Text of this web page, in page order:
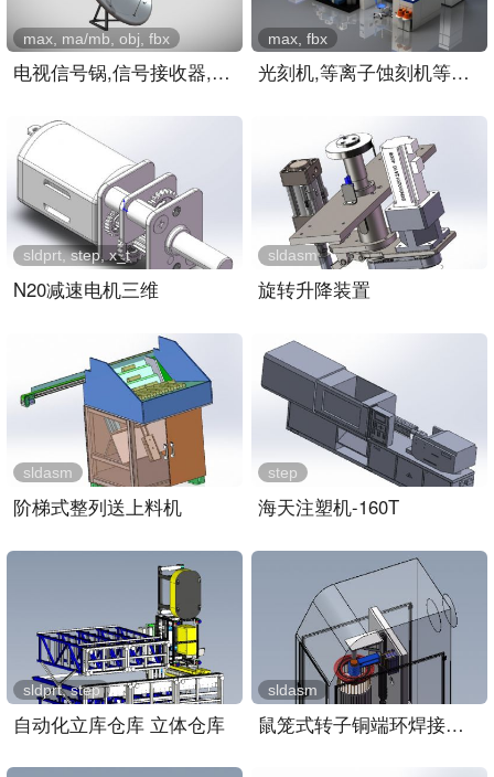
电视信号锅,信号接收器,屋..
max, ma/mb, obj, fbx
光刻机,等离子蚀刻机等芯片..
max, fbx
N20减速电机三维
sldprt, step, x_t
旋转升降装置
sldasm
阶梯式整列送上料机
sldasm
海天注塑机-160T
step
自动化立库仓库 立体仓库
sldprt, step
鼠笼式转子铜端环焊接装置..
sldasm